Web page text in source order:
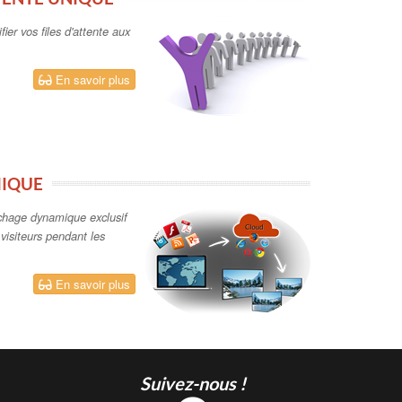
vos files d'attente aux
En savoir plus
dynamique exclusif
pendant les
En savoir plus
Suivez-nous !